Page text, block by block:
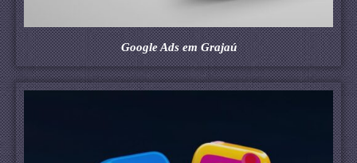
Google Ads em Grajaú